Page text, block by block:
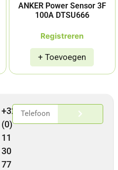
ANKER Power Sensor 3F
100A DTSU666
Registreren
+32
(0)
11
30
77